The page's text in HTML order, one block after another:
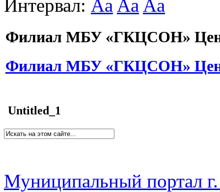
Интервал: Aa Aa Aa
Филиал МБУ «ГКЦСОН»
Филиал МБУ «ГКЦСОН»
Untitled_1
Муниципальный портал